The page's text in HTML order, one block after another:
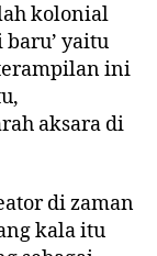
kolonial
yaitu
ini
aksara di
di zaman
kala itu